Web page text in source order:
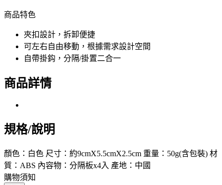
商品特色
夾扣設計，拆卸便捷
可左右自由移動，根據需求設計空間
自帶掛鈎，分隔/掛置二合一
商品詳情
規格/說明
顏色：白色 尺寸：約9cmX5.5cmX2.5cm 重量：50g(含包裝) 材
質：ABS 內容物：分隔板x4入 產地：中國
購物須知